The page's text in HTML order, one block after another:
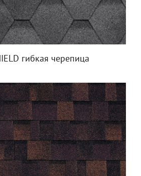
гибкая черепица